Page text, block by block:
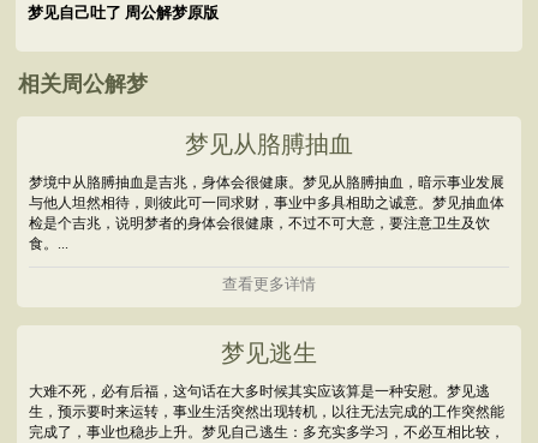
梦见自己吐了 周公解梦原版
相关周公解梦
梦见从胳膊抽血
梦境中从胳膊抽血是吉兆，身体会很健康。梦见从胳膊抽血，暗示事业发展
与他人坦然相待，则彼此可一同求财，事业中多具相助之诚意。梦见抽血体
检是个吉兆，说明梦者的身体会很健康，不过不可大意，要注意卫生及饮
食。...
查看更多详情
梦见逃生
大难不死，必有后福，这句话在大多时候其实应该算是一种安慰。梦见逃
生，预示要时来运转，事业生活突然出现转机，以往无法完成的工作突然能
完成了，事业也稳步上升。梦见自己逃生：多充实多学习，不必互相比较，